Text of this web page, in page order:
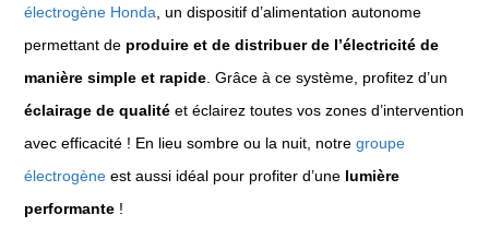
électrogène Honda , un dispositif d’alimentation autonome
permettant de produire et de distribuer de l’électricité de
manière simple et rapide . Grâce à ce système, profitez d’un
éclairage de qualité et éclairez toutes vos zones d’intervention
avec efficacité ! En lieu sombre ou la nuit, notregroupe
électrogène est aussi idéal pour profiter d’une lumière
performante !